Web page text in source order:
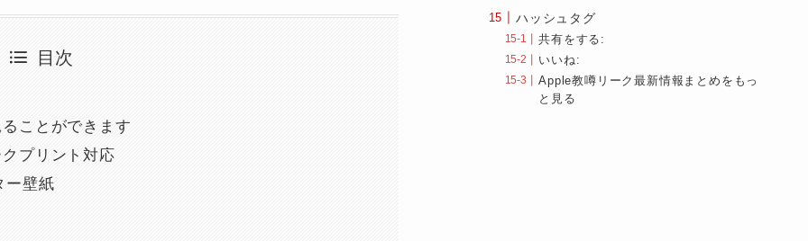
目次
ことができます
プリント対応
ー壁紙
ハッシュタグ
共有をする:
いいね:
Apple教噂リーク最新情報まとめをもっ
と見る